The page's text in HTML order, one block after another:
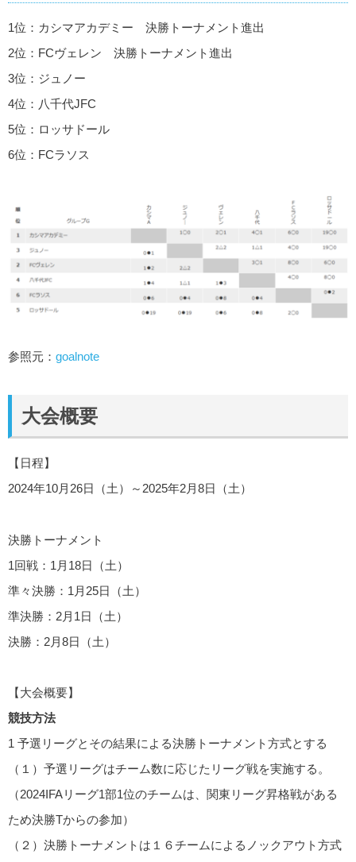
1位：カシマアカデミー 決勝トーナメント進出
2位：FCヴェレン 決勝トーナメント進出
3位：ジュノー
4位：八千代JFC
5位：ロッサドール
6位：FCラソス
参照元： goalnote
大会概要
【日程】
2024年10月26日（土）～2025年2月8日（土）
決勝トーナメント
1回戦：1月18日（土）
準々決勝：1月25日（土）
準決勝：2月1日（土）
決勝：2月8日（土）
【大会概要】
競技方法
1 予選リーグとその結果による決勝トーナメント方式とする
（１）予選リーグはチーム数に応じたリーグ戦を実施する。
（2024IFAリーグ1部1位のチームは、関東リーグ昇格戦がある
ため決勝Tからの参加）
（２）決勝トーナメントは１６チームによるノックアウト方式